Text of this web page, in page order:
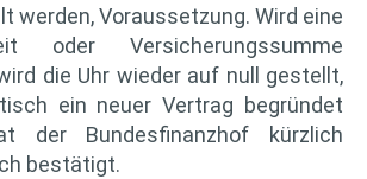
werden, Voraussetzung. Wird eine
oder Versicherungssumme
die Uhr wieder auf null gestellt,
ein neuer Vertrag begründet
der Bundesfinanzhof kürzlich
bestätigt.